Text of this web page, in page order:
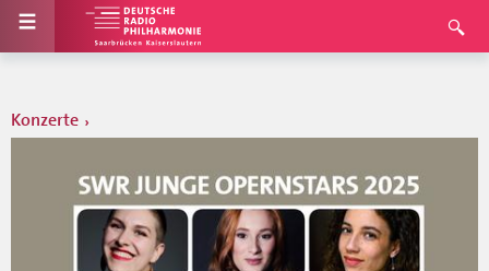
Konzerte